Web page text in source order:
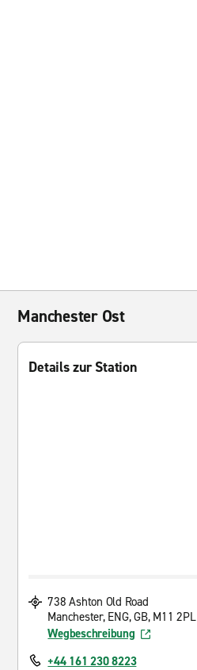
Manchester Ost
Details zur Station
738 Ashton Old Road
Manchester, ENG, GB, M11 2PL
Wegbeschreibung
+44 161 230 8223